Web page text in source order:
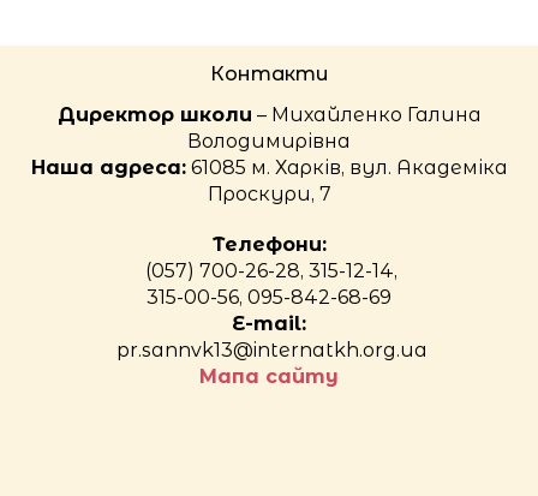
Контакти
Директор школи – Михайленко Галина
Володимирівна
Наша адреса:61085 м. Харків, вул. Академіка
Проскури, 7
Телефони:
(057) 700-26-28, 315-12-14,
315-00-56, 095-842-68-69
E-mail:
pr.sannvk13@internatkh.org.ua
Мапа сайту